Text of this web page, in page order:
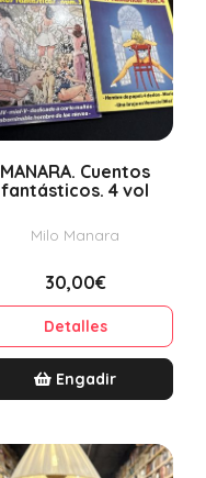
MANARA. Cuentos
fantásticos. 4 vol
Milo Manara
30,00€
Detalles
Engadir